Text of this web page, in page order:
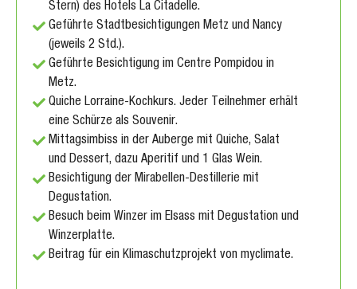
Stern) des Hotels La Citadelle.
Geführte Stadtbesichtigungen Metz und Nancy
(jeweils 2 Std.).
Geführte Besichtigung im Centre Pompidou in
Metz.
Quiche Lorraine-Kochkurs. Jeder Teilnehmer erhält
eine Schürze als Souvenir.
Mittagsimbiss in der Auberge mit Quiche, Salat
und Dessert, dazu Aperitif und 1 Glas Wein.
Besichtigung der Mirabellen-Destillerie mit
Degustation.
Besuch beim Winzer im Elsass mit Degustation und
Winzerplatte.
Beitrag für ein Klimaschutzprojekt von myclimate.